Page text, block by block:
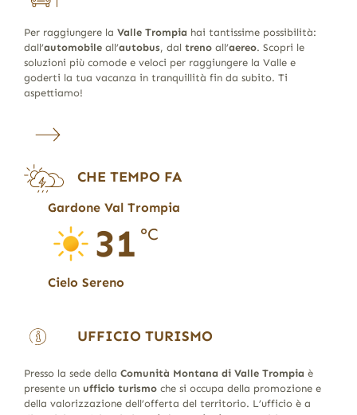
Per raggiungere la Valle Trompia hai tantissime possibilità:
dall’automobileall’autobus, dal trenoall’aereo. Scopri le
soluzioni più comode e veloci per raggiungere la Valle e
goderti la tua vacanza in tranquillità fin da subito. Ti
aspettiamo!
CHE TEMPO FA
Gardone Val Trompia
31 °C
Cielo Sereno
UFFICIO TURISMO
Presso la sede della Comunità Montana di Valle Trompia è
presente un ufficio turismoche si occupa della promozione e
della valorizzazione dell’offerta del territorio. L’ufficio è a